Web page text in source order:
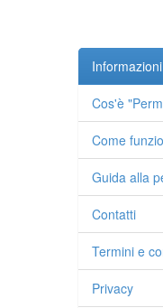
Informazioni
Cos'è
Come
Guida alla
Contatti
Termini e
Privacy